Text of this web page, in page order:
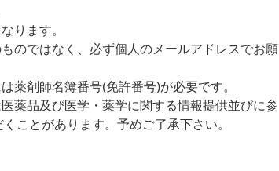
ります。
のではなく、必ず個人のメールアドレスでお願
薬剤師名簿番号(免許番号)が必要です。
薬品及び医学・薬学に関する情報提供並びに参
ことがあります。予めご了承下さい。